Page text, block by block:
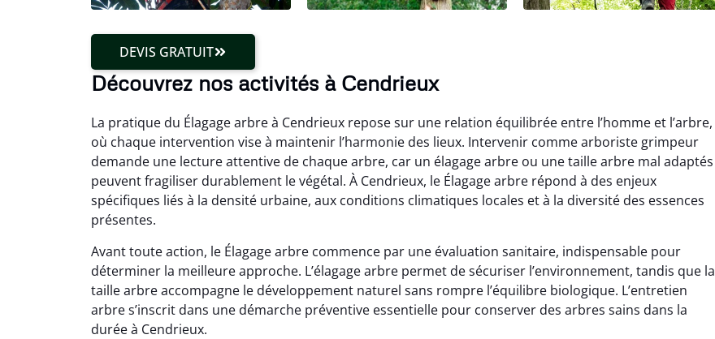
DEVIS GRATUIT
Découvrez nos activités à Cendrieux
La pratique du Élagage arbre à Cendrieux repose sur une relation équilibrée entre l’homme et l’arbre,
où chaque intervention vise à maintenir l’harmonie des lieux. Intervenir comme arboriste grimpeur
demande une lecture attentive de chaque arbre, car un élagage arbre ou une taille arbre mal adaptés
peuvent fragiliser durablement le végétal. À Cendrieux, le Élagage arbre répond à des enjeux
spécifiques liés à la densité urbaine, aux conditions climatiques locales et à la diversité des essences
présentes.
Avant toute action, le Élagage arbre commence par une évaluation sanitaire, indispensable pour
déterminer la meilleure approche. L’élagage arbre permet de sécuriser l’environnement, tandis que la
taille arbre accompagne le développement naturel sans rompre l’équilibre biologique. L’entretien
arbre s’inscrit dans une démarche préventive essentielle pour conserver des arbres sains dans la
durée à Cendrieux.